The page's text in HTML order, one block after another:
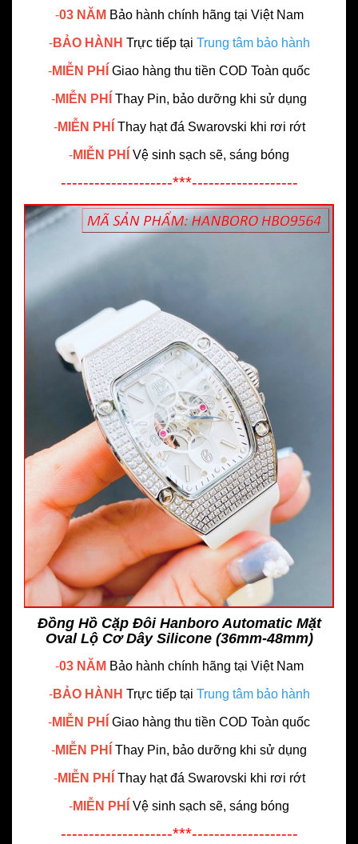
-03 NĂM Bảo hành chính hãng tại Việt Nam
-BẢO HÀNH Trực tiếp tại Trung tâm bảo hành
-MIỄN PHÍ Giao hàng thu tiền COD Toàn quốc
-MIỄN PHÍ Thay Pin, bảo dưỡng khi sử dụng
-MIỄN PHÍ Thay hạt đá Swarovski khi rơi rớt
-MIỄN PHÍ Vệ sinh sạch sẽ, sáng bóng
--------------------***-------------------
Đồng Hồ Cặp Đôi Hanboro Automatic Mặt
Oval Lộ Cơ Dây Silicone (36mm-48mm)
-03 NĂM Bảo hành chính hãng tại Việt Nam
-BẢO HÀNH Trực tiếp tại Trung tâm bảo hành
-MIỄN PHÍ Giao hàng thu tiền COD Toàn quốc
-MIỄN PHÍ Thay Pin, bảo dưỡng khi sử dụng
-MIỄN PHÍ Thay hạt đá Swarovski khi rơi rớt
-MIỄN PHÍ Vệ sinh sạch sẽ, sáng bóng
--------------------***-------------------